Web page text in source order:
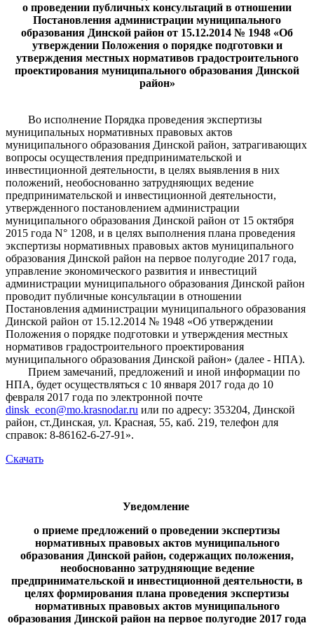
о проведении публичных консультаций в отношении
Постановления администрации муниципального
образования Динской район от 15.12.2014 № 1948 «Об
утверждении Положения о порядке подготовки и
утверждения местных нормативов градостроительного
проектирования муниципального образования Динской
район»
Во исполнение Порядка проведения экспертизы
муниципальных нормативных правовых актов
муниципального образования Динской район, затрагивающих
вопросы осуществления предпринимательской и
инвестиционной деятельности, в целях выявления в них
положений, необоснованно затрудняющих ведение
предпринимательской и инвестиционной деятельности,
утвержденного постановлением администрации
муниципального образования Динской район от 15 октября
2015 года N° 1208, и в целях выполнения плана проведения
экспертизы нормативных правовых актов муниципального
образования Динской район на первое полугодие 2017 года,
управление экономического развития и инвестиций
администрации муниципального образования Динской район
проводит публичные консультации в отношении
Постановления администрации муниципального образования
Динской район от 15.12.2014 № 1948 «Об утверждении
Положения о порядке подготовки и утверждения местных
нормативов градостроительного проектирования
муниципального образования Динской район» (далее - НПА).
Прием замечаний, предложений и иной информации по
НПА, будет осуществляться с 10 января 2017 года до 10
февраля 2017 года по электронной почте
dinsk_econ@mo.krasnodar.ru или по адресу: 353204, Динской
район, ст.Динская, ул. Красная, 55, каб. 219, телефон для
справок: 8-86162-6-27-91».
Скачать
Уведомление
о приеме предложений о проведении экспертизы
нормативных правовых актов муниципального
образования Динской район, содержащих положения,
необоснованно затрудняющие ведение
предпринимательской и инвестиционной деятельности, в
целях формирования плана проведения экспертизы
нормативных правовых актов муниципального
образования Динской район на первое полугодие 2017 года